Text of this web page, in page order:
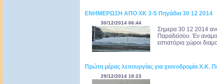
ΕΝΗΜΕΡΩΣΗ ΑΠΟ ΧΚ 3-5 Πηγάδια 30 12 2014
30/12/2014 06:44
Σημερα 30 12 2014
Παραδείσου. Έν
εστιατόρια χώροι
Πρώτη μέρας λειτουργίας για χιονοδρομία Χ.Κ.
29/12/2014 18:23